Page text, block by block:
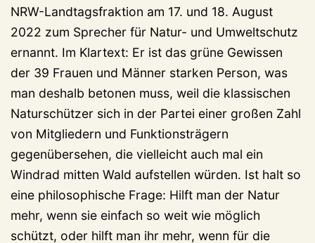
NRW-Landtagsfraktion am 17. und 18. August
2022 zum Sprecher für Natur- und Umweltschutz
ernannt. Im Klartext: Er ist das grüne Gewissen
der 39 Frauen und Männer starken Person, was
man deshalb betonen muss, weil die klassischen
Naturschützer sich in der Partei einer großen Zahl
von Mitgliedern und Funktionsträgern
gegenübersehen, die vielleicht auch mal ein
Windrad mitten Wald aufstellen würden. Ist halt so
eine philosophische Frage: Hilft man der Natur
mehr, wenn sie einfach so weit wie möglich
schützt, oder hilft man ihr mehr, wenn für die